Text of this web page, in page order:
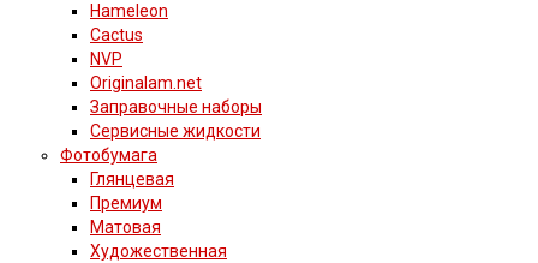
Hameleon
Cactus
NVP
Originalam.net
Заправочные наборы
Сервисные жидкости
Фотобумага
Глянцевая
Премиум
Матовая
Художественная